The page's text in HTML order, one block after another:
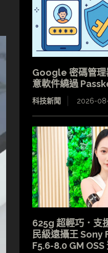
Google 密碼管
意軟件繞過
科技新聞 2026-
625g 超輕巧．
民級遠攝王 Sony
F5.6-8.0 GM OSS